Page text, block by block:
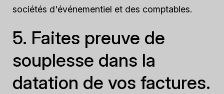
sociétés d'événementiel et des comptables.
5. Faites preuve de
souplesse dans la
datation de vos factures.